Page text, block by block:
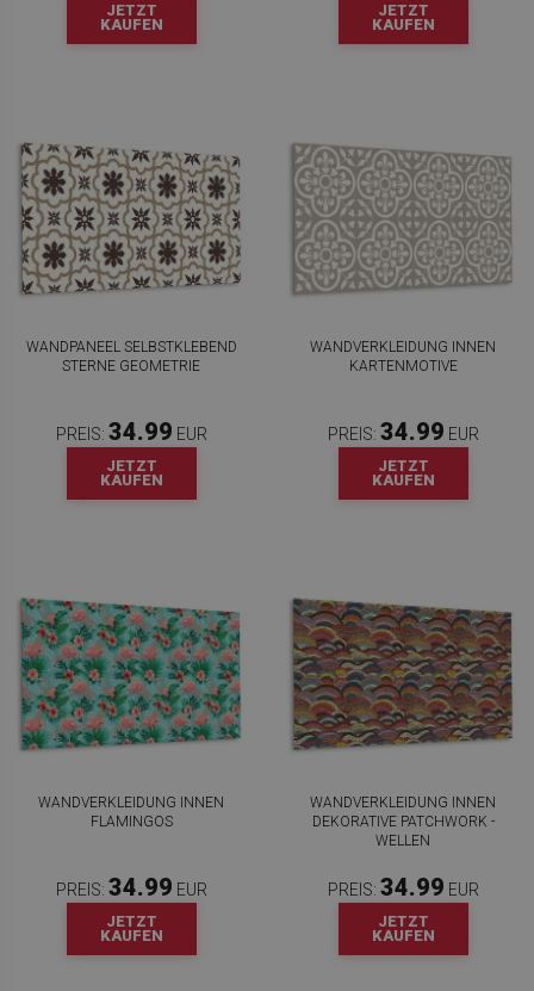
JETZT
KAUFEN
JETZT
KAUFEN
WANDPANEEL SELBSTKLEBEND
STERNE GEOMETRIE
PREIS: 34.99 EUR
JETZT
KAUFEN
WANDVERKLEIDUNG INNEN
KARTENMOTIVE
PREIS: 34.99 EUR
JETZT
KAUFEN
WANDVERKLEIDUNG INNEN
FLAMINGOS
PREIS: 34.99 EUR
JETZT
KAUFEN
WANDVERKLEIDUNG INNEN
DEKORATIVE PATCHWORK -
WELLEN
PREIS: 34.99 EUR
JETZT
KAUFEN